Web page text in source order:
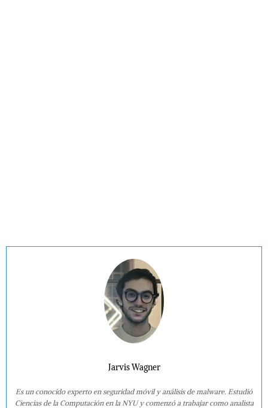
Jarvis Wagner
Es un conocido experto en seguridad móvil y análisis de malware. Estudió
Ciencias de la Computación en la NYU y comenzó a trabajar como analista